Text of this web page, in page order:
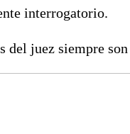
interrogatorio.
del juez siempre